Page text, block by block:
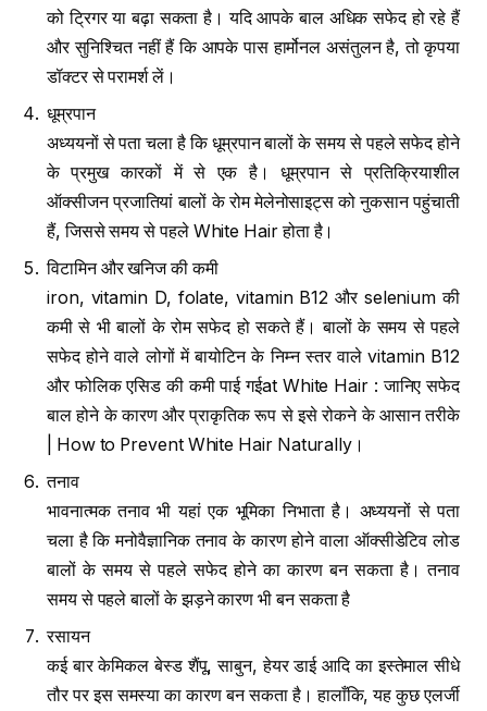
को ट्रिगर या बढ़ा सकता है। यदि आपके बाल अधिक सफेद हो रहे हैं
और सुनिश्चित नहीं हैं कि आपके पास हार्मोनल असंतुलन है, तो कृपया
डॉक्टर से परामर्श लें।
धूम्रपान
अध्ययनों से पता चला है कि धूम्रपान बालों के समय से पहले सफेद होने
के प्रमुख कारकों में से एक है। धूम्रपान से प्रतिक्रियाशील
ऑक्सीजन प्रजातियां बालों के रोम मेलेनोसाइट्स को नुकसान पहुंचाती
हैं, जिससे समय से पहले White Hair होता है।
विटामिन और खनिज की कमी
iron, vitamin D, folate, vitamin B12 और selenium की
कमी से भी बालों के रोम सफेद हो सकते हैं। बालों के समय से पहले
सफेद होने वाले लोगों में बायोटिन के निम्न स्तर वाले vitamin B12
और फोलिक एसिड की कमी पाई गईat White Hair : जानिए सफेद
बाल होने के कारण और प्राकृतिक रूप से इसे रोकने के आसान तरीके
| How to Prevent White Hair Naturally।
तनाव
भावनात्मक तनाव भी यहां एक भूमिका निभाता है। अध्ययनों से पता
चला है कि मनोवैज्ञानिक तनाव के कारण होने वाला ऑक्सीडेटिव लोड
बालों के समय से पहले सफेद होने का कारण बन सकता है। तनाव
समय से पहले बालों के झड़ने कारण भी बन सकता है
रसायन
कई बार केमिकल बेस्ड शैंपू, साबुन, हेयर डाई आदि का इस्तेमाल सीधे
तौर पर इस समस्या का कारण बन सकता है। हालाँकि, यह कुछ एलर्जी